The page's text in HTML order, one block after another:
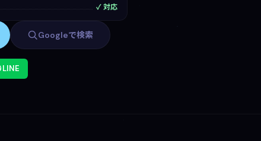
✓ 対応
Googleで検索
LINE